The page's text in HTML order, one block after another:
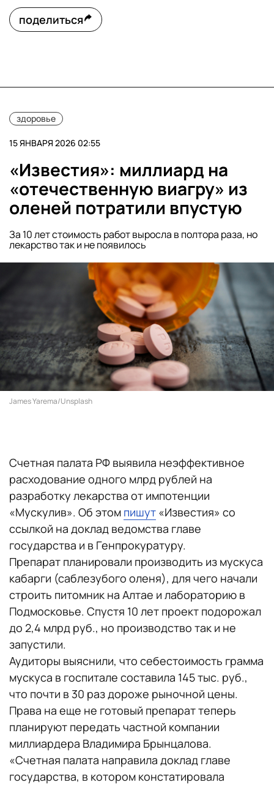
поделиться
здоровье
15 ЯНВАРЯ 2026 02:55
«Известия»: миллиард на
«отечественную виагру» из
оленей потратили впустую
За 10 лет стоимость работ выросла в полтора раза, но
лекарство так и не появилось
James Yarema/Unsplash
Счетная палата РФ выявила неэффективное
расходование одного млрд рублей на
разработку лекарства от импотенции
«Мускулив». Об этом пишут «Известия» со
ссылкой на доклад ведомства главе
государства и в Генпрокуратуру.
Препарат планировали производить из мускуса
кабарги (саблезубого оленя), для чего начали
строить питомник на Алтае и лабораторию в
Подмосковье. Спустя 10 лет проект подорожал
до 2,4 млрд руб., но производство так и не
запустили.
Аудиторы выяснили, что себестоимость грамма
мускуса в госпитале составила 145 тыс. руб.,
что почти в 30 раз дороже рыночной цены.
Права на еще не готовый препарат теперь
планируют передать частной компании
миллиардера Владимира Брынцалова.
«Счетная палата направила доклад главе
государства, в котором констатировала